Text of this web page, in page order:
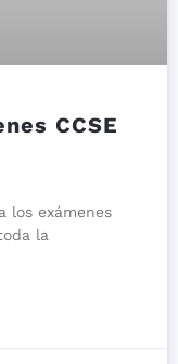
CCSE
los exámenes
la